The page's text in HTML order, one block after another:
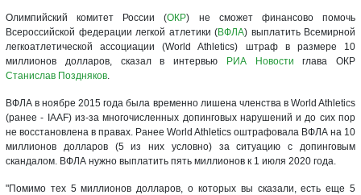
Олимпийский комитет России (ОКР) не сможет финансово помочь
Всероссийской федерации легкой атлетики (ВФЛА) выплатить Всемирной
легкоатлетической ассоциации (World Athletics) штраф в размере 10
миллионов долларов, сказал в интервью
РИА Новости глава ОКР
Станислав Поздняков.
ВФЛА в ноябре 2015 года была временно лишена членства в World Athletics
(ранее - IAAF) из-за многочисленных допинговых нарушений и до сих пор
не восстановлена в правах. Ранее World Athletics оштрафовала ВФЛА на 10
миллионов долларов (5 из них условно) за ситуацию с допинговым
скандалом. ВФЛА нужно выплатить пять миллионов к 1 июля 2020 года.
"Помимо тех 5 миллионов долларов, о которых вы сказали, есть еще 5